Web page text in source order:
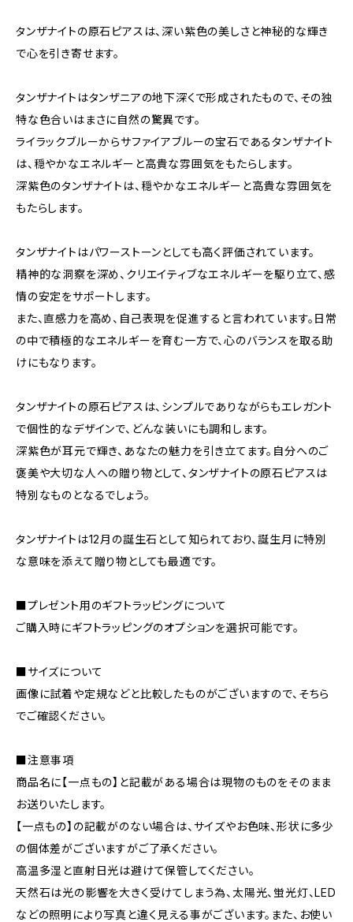
タンザナイトの原石ピアスは、深い紫色の美しさと神秘的な輝き
で心を引き寄せます。
タンザナイトはタンザニアの地下深くで形成されたもので、その独
特な色合いはまさに自然の驚異です。
ライラックブルーからサファイアブルーの宝石であるタンザナイト
は、穏やかなエネルギーと高貴な雰囲気をもたらします。
深紫色のタンザナイトは、穏やかなエネルギーと高貴な雰囲気を
もたらします。
タンザナイトはパワーストーンとしても高く評価されています。
精神的な洞察を深め、クリエイティブなエネルギーを駆り立て、感
情の安定をサポートします。
また、直感力を高め、自己表現を促進すると言われています。日常
の中で積極的なエネルギーを育む一方で、心のバランスを取る助
けにもなります。
タンザナイトの原石ピアスは、シンプルでありながらもエレガント
で個性的なデザインで、どんな装いにも調和します。
深紫色が耳元で輝き、あなたの魅力を引き立てます。自分へのご
褒美や大切な人への贈り物として、タンザナイトの原石ピアスは
特別なものとなるでしょう。
タンザナイトは12月の誕生石として知られており、誕生月に特別
な意味を添えて贈り物としても最適です。
■プレゼント用のギフトラッピングについて
ご購入時にギフトラッピングのオプションを選択可能です。
■サイズについて
画像に試着や定規などと比較したものがございますので、そちら
でご確認ください。
■注意事項
商品名に【一点もの】と記載がある場合は現物のものをそのまま
お送りいたします。
【一点もの】の記載がのない場合は、サイズやお色味、形状に多少
の個体差がございますがご了承ください。
高温多湿と直射日光は避けて保管してください。
天然石は光の影響を大きく受けてしまう為、太陽光、蛍光灯、LED
などの照明により写真と違く見える事がございます。また、お使い